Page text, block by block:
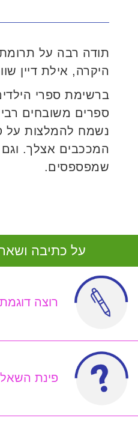
תודה רבה על
היקרה, אילת דיין
ברשימת ספרי
ספרים משובחים
נשמח להמלצות על
המככבים אצלך.
שמפספסים.
על כתיבה ושאר
רוצה
פינת